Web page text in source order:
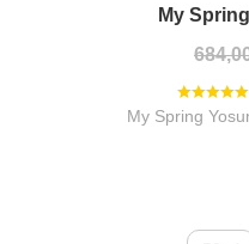
My
My Spring